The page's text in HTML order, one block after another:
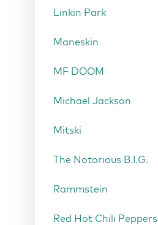
Linkin Park
Maneskin
MF DOOM
Michael Jackson
Mitski
The Notorious B.I.G.
Rammstein
Red Hot Chili Peppers